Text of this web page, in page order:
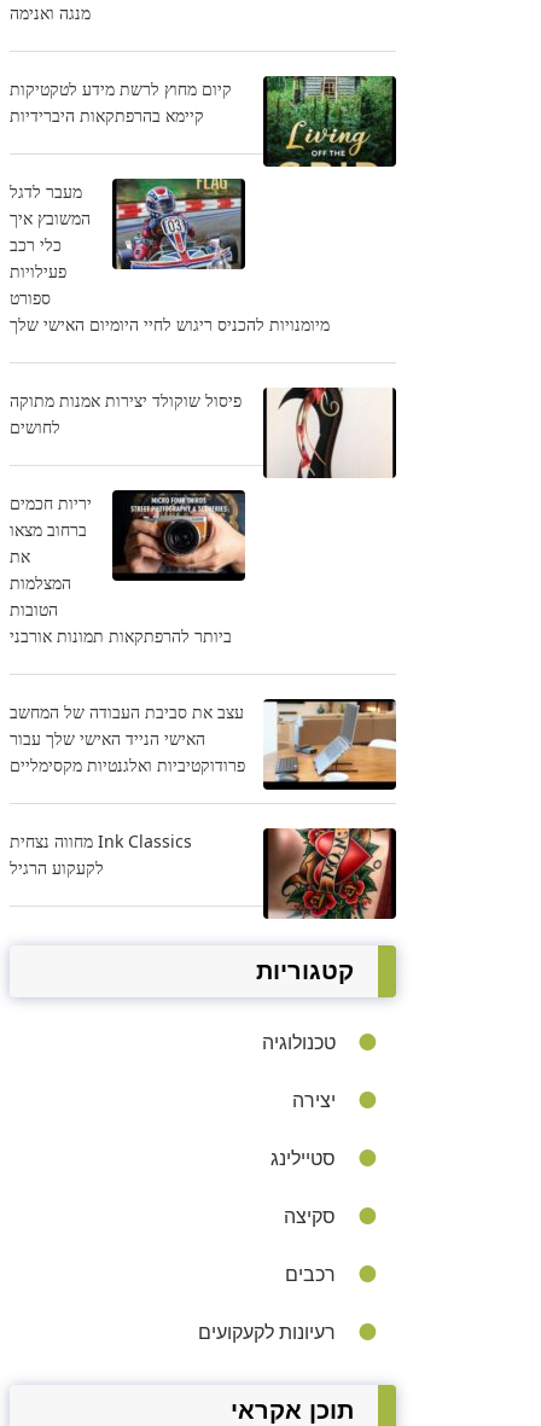
מנגה ואנימה
קיום מחוץ לרשת מידע לטקטיקות
קיימא בהרפתקאות היברידיות
מעבר לדגל
המשובץ איך
כלי רכב
פעילויות
ספורט
מיומנויות להכניס ריגוש לחיי היומיום האישי שלך
פיסול שוקולד יצירות אמנות מתוקה
לחושים
יריות חכמים
ברחוב מצאו
את
המצלמות
הטובות
ביותר להרפתקאות תמונות אורבני
עצב את סביבת העבודה של המחשב
האישי הנייד האישי שלך עבור
פרודוקטיביות ואלגנטיות מקסימליים
Ink Classics מחווה נצחית
לקעקוע הרגיל
קטגוריות
טכנולוגיה
יצירה
סטיילינג
סקיצה
רכבים
רעיונות לקעקועים
תוכן אקראי